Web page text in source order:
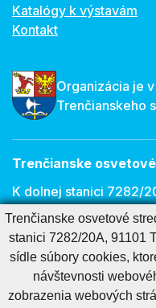
Katalógy k výstavám
Kontakt
Organizácia je
Trenčianskeho
Trenčianske
K dolnej stanici 7282/
911 01 Trenčín
E-mail:
osveta@tnos.sk
Cookies nastavenieCookies
Trenčianske osvetové
stanici 7282/20A, 91101
sídle súbory cookies,
návštevnosti
zobrazenia webových